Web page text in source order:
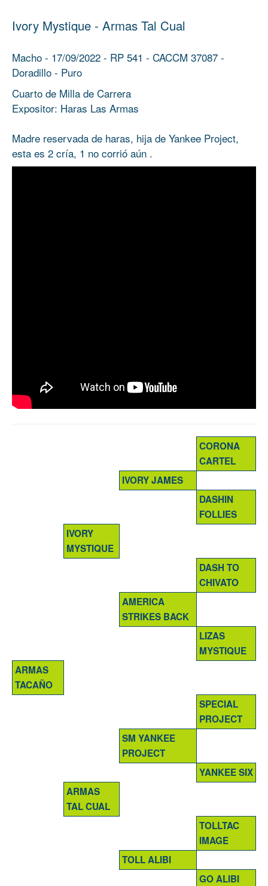
Ivory Mystique - Armas Tal Cual
Macho - 17/09/2022 - RP 541 - CACCM 37087 -
Doradillo - Puro
Cuarto de Milla de Carrera
Expositor: Haras Las Armas
Madre reservada de haras, hija de Yankee Project,
esta es 2 cría, 1 no corrió aún .
CORONA
CARTEL
IVORY JAMES
DASHIN
FOLLIES
IVORY
MYSTIQUE
DASH TO
CHIVATO
AMERICA
STRIKES BACK
LIZAS
MYSTIQUE
ARMAS
TACAÑO
SPECIAL
PROJECT
SM YANKEE
PROJECT
YANKEE SIX
ARMAS
TAL CUAL
TOLLTAC
IMAGE
TOLL ALIBI
GO ALIBI